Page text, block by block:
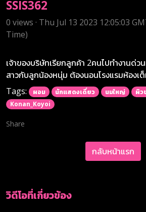
SSIS362
0 views · Thu Jul 13 2023 12:05:03
Time)
เจ้าของบริษัทเรียกลูกค้า 2คนไปทำงานด่ว
สาวกับลูกน้องหนุ่ม ต้องนอนโรงแรมห้อง
Tags:
ผอม นักแสดงเดี่ยว นมใหญ่ ผิว
Konan_Koyoi
Share
กลับหน้าแรก
วิดีโอที่เกี่ยวข้อง